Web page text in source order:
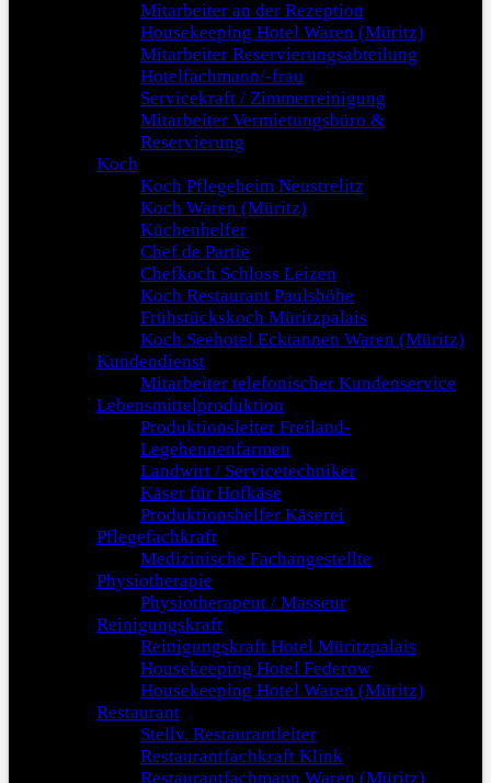
Mitarbeiter an der Rezeption
Housekeeping Hotel Waren (Müritz)
Mitarbeiter Reservierungsabteilung
Hotelfachmann/-frau
Servicekraft / Zimmerreinigung
Mitarbeiter Vermietungsbüro &
Reservierung
Koch
Koch Pflegeheim Neustrelitz
Koch Waren (Müritz)
Küchenhelfer
Chef de Partie
Chefkoch Schloss Leizen
Koch Restaurant Paulshöhe
Frühstückskoch Müritzpalais
Koch Seehotel Ecktannen Waren (Müritz)
Kundendienst
Mitarbeiter telefonischer Kundenservice
Lebensmittelproduktion
Produktionsleiter Freiland-
Legehennenfarmen
Landwirt / Servicetechniker
Käser für Hofkäse
Produktionshelfer Käserei
Pflegefachkraft
Medizinische Fachangestellte
Physiotherapie
Physiotherapeut / Masseur
Reinigungskraft
Reinigungskraft Hotel Müritzpalais
Housekeeping Hotel Federow
Housekeeping Hotel Waren (Müritz)
Restaurant
Stellv. Restaurantleiter
Restaurantfachkraft Klink
Restaurantfachmann Waren (Müritz)